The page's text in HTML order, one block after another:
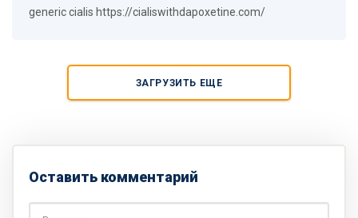
generic cialis https://cialiswithdapoxetine.com/
ЗАГРУЗИТЬ ЕЩЕ
Оставить комментарий